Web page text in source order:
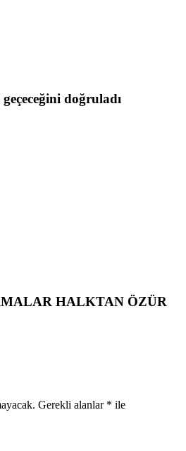
doğruladı
HALKTAN ÖZÜR
Gerekli alanlar * ile